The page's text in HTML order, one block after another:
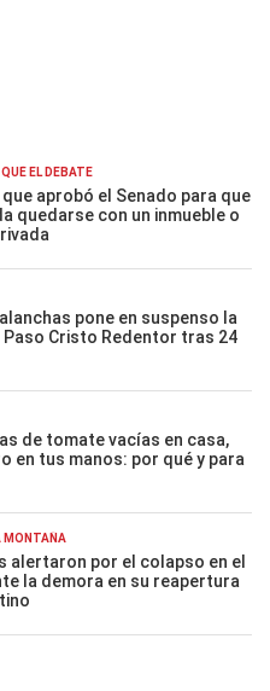
EL DEBATE
aprobó el Senado para que
quedarse con un inmueble o
pone en suspenso la
Cristo Redentor tras 24
de tomate vacías en casa,
en tus manos: por qué y para
MONTAÑA
alertaron por el colapso en el
la demora en su reapertura